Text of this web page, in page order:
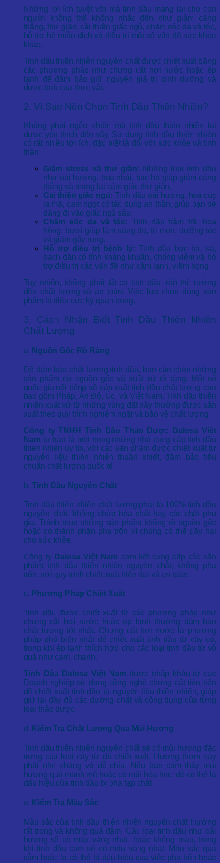
Những lợi ích tuyệt vời mà tinh dầu mang lại cho con
người không thể không nhắc đến như giảm căng
thẳng, thư giãn, cải thiện giấc ngủ, chăm sóc da và tóc,
hỗ trợ hệ miễn dịch và điều trị một số vấn đề sức khỏe
khác.
Tinh dầu thiên nhiên nguyên chất được chiết xuất bằng
các phương pháp như chưng cất hơi nước hoặc ép
lạnh để đảm bảo giữ nguyên giá trị dinh dưỡng và
dược tính của thực vật.
2. Vì Sao Nên Chọn Tinh Dầu Thiên Nhiên?
Không phải ngẫu nhiên mà tinh dầu thiên nhiên lại
được yêu thích đến vậy. Sử dụng tinh dầu thiên nhiên
có rất nhiều lợi ích, đặc biệt là đối với sức khỏe và tinh
thần:
Giảm stress và thư giãn: Những loại tinh dầu
như oải hương, hoa nhài, bạc hà giúp giảm căng
thẳng và mang lại cảm giác thư giãn.
Cải thiện giấc ngủ: Tinh dầu oải hương, hoa cúc
la mã, cam ngọt có tác dụng an thần, giúp bạn dễ
dàng đi vào giấc ngủ sâu.
Chăm sóc da và tóc: Tinh dầu tràm trà, hoa
hồng, bưởi giúp làm sáng da, trị mụn, dưỡng tóc
và giảm gãy rụng.
Hỗ trợ điều trị bệnh lý: Tinh dầu bạc hà, sả,
bạch đàn có tính kháng khuẩn, chống viêm và hỗ
trợ điều trị các vấn đề như cảm lạnh, viêm họng.
Tuy nhiên, không phải tất cả tinh dầu trên thị trường
đều chất lượng và an toàn. Việc lựa chọn đúng sản
phẩm là điều cực kỳ quan trọng.
3. Cách Nhận Biết Tinh Dầu Thiên Nhiên
Chất Lượng
a. Nguồn Gốc Rõ Ràng
Để đảm bảo chất lượng tinh dầu, bạn cần chọn những
sản phẩm có nguồn gốc và xuất xứ rõ ràng. Một số
quốc gia nổi tiếng về sản xuất tinh dầu chất lượng cao
bao gồm Pháp, Ấn Độ, Úc, và Việt Nam. Tinh dầu thiên
nhiên xuất xứ từ những vùng đất này thường được sản
xuất theo quy trình nghiêm ngặt và bảo vệ chất lượng.
Công ty TNHH Tinh Dầu Thảo Dược Dalosa Việt
Nam tự hào là một trong những nhà cung cấp tinh dầu
thiên nhiên uy tín, với các sản phẩm được chiết xuất từ
nguyên liệu thiên nhiên thuần khiết, đảm bảo tiêu
chuẩn chất lượng quốc tế.
b. Tinh Dầu Nguyên Chất
Tinh dầu thiên nhiên chất lượng phải là 100% tinh dầu
nguyên chất, không chứa hóa chất hay các chất phụ
gia. Tránh mua những sản phẩm không rõ nguồn gốc
hoặc có thành phần pha trộn vì chúng có thể gây hại
cho sức khỏe.
Công ty Dalosa Việt Nam cam kết cung cấp các sản
phẩm tinh dầu thiên nhiên nguyên chất, không pha
trộn, với quy trình chiết xuất hiện đại và an toàn.
c. Phương Pháp Chiết Xuất
Tinh dầu được chiết xuất từ các phương pháp như
chưng cất hơi nước hoặc ép lạnh thường đảm bảo
chất lượng tốt nhất. Chưng cất hơi nước là phương
pháp phổ biến nhất để chiết xuất tinh dầu từ cây cỏ,
trong khi ép lạnh thích hợp cho các loại tinh dầu từ vỏ
quả như cam, chanh.
Tinh Dầu Dalosa Việt Nam được nhập khẩu từ các
Doanh nghiệp sử dụng công nghệ chưng cất tiên tiến
để chiết xuất tinh dầu từ nguyên liệu thiên nhiên, giúp
giữ lại đầy đủ các dưỡng chất và công dụng của từng
loại thảo dược.
d. Kiểm Tra Chất Lượng Qua Mùi Hương
Tinh dầu thiên nhiên nguyên chất sẽ có mùi hương đặc
trưng của loại cây từ đó chiết xuất. Hương thơm này
phải nhẹ nhàng và dễ chịu. Nếu bạn cảm thấy mùi
hương quá mạnh mẽ hoặc có mùi hóa học, đó có thể là
dấu hiệu của tinh dầu bị pha tạp chất.
e. Kiểm Tra Màu Sắc
Màu sắc của tinh dầu thiên nhiên nguyên chất thường
rất trong và không quá đậm. Các loại tinh dầu như oải
hương sẽ có màu vàng nhạt, hoặc không màu, trong
khi tinh dầu cam sẽ có màu vàng nhạt. Màu sắc quá
sẫm hoặc lạ có thể là dấu hiệu của việc pha trộn hoặc